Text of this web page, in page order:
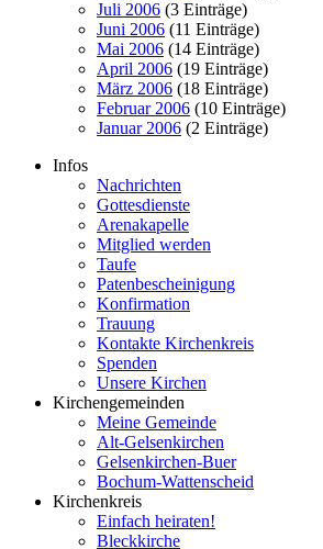
Juli 2006 (3 Einträge)
Juni 2006 (11 Einträge)
Mai 2006 (14 Einträge)
April 2006 (19 Einträge)
März 2006 (18 Einträge)
Februar 2006 (10 Einträge)
Januar 2006 (2 Einträge)
Infos
Nachrichten
Gottesdienste
Arenakapelle
Mitglied werden
Taufe
Patenbescheinigung
Konfirmation
Trauung
Kontakte Kirchenkreis
Spenden
Unsere Kirchen
Kirchengemeinden
Meine Gemeinde
Alt-Gelsenkirchen
Gelsenkirchen-Buer
Bochum-Wattenscheid
Kirchenkreis
Einfach heiraten!
Bleckkirche